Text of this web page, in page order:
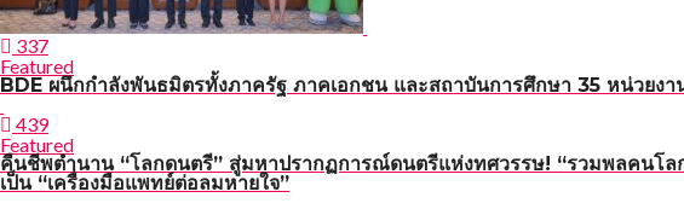
337
Featured
BDE ผนึกกำลังพันธมิตรทั้งภาครัฐ ภาคเอกชน และสถาบันการศึกษา 35 หน่วยง
439
Featured
คืนชีพตำนาน “โลกดนตรี” สู่มหาปรากฏการณ์ดนตรีแห่งทศวรรษ! “รวมพลคนโล
เป็น “เครื่องมือแพทย์ต่อลมหายใจ”